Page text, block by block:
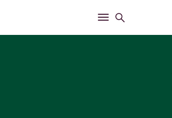
Openen
Hoofdmenu